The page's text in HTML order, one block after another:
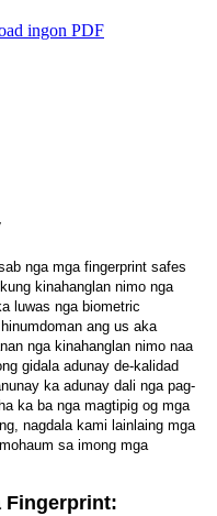
ingon PDF
nga mga fingerprint safes
kinahanglan nimo nga
luwas nga biometric
ang us aka
nga kinahanglan nimo naa
gidala adunay de-kalidad
ka adunay dali nga pag-
ka ba nga magtipig og mga
nagdala kami lainlaing mga
sa imong mga
Fingerprint: